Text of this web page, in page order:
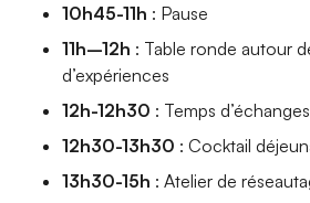
10h45-11h : Pause
11h–12h : Table ronde autour
d’expériences
12h-12h30 : Temps
12h30-13h30 : Cocktail
13h30-15h : Atelier de